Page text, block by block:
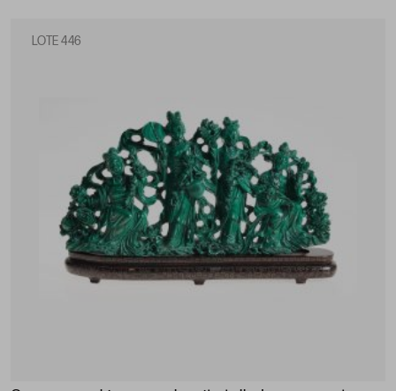
LOTE 446